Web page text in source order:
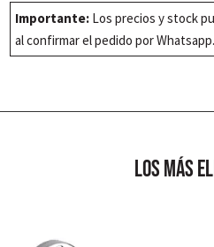
NEWPORT
CROMO
TOALL.BARRAL
Importante: Los precios y stock
al confirmar el pedido por Whatsapp.
los más